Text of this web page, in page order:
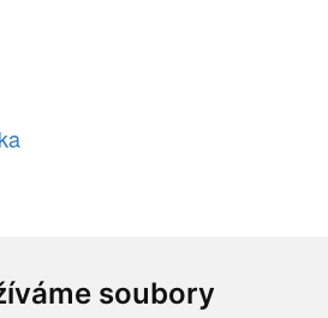
soubory